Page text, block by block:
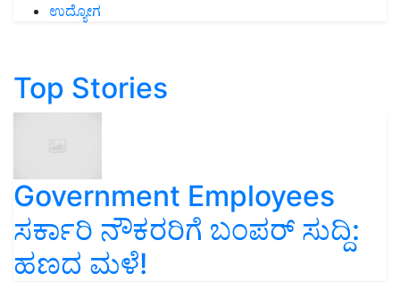
ಉದ್ಯೋಗ
Top Stories
Government Employees
ಸರ್ಕಾರಿ ನೌಕರರಿಗೆ ಬಂಪರ್‌ ಸುದ್ದಿ:
ಹಣದ ಮಳೆ!